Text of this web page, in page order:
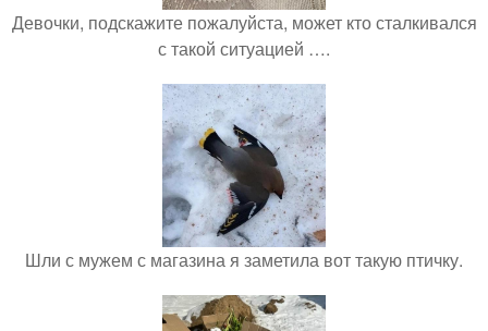
Девочки, подскажите пожалуйста, может кто сталкивался
с такой ситуацией ….
Шли с мужем с магазина я заметила вот такую птичку.